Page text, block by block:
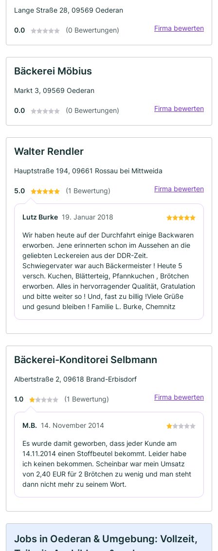
Lange Straße 28, 09569 Oederan
0.0 (0 Bewertungen) Firma bewerten
Bäckerei Möbius
Markt 3, 09569 Oederan
0.0 (0 Bewertungen) Firma bewerten
Walter Rendler
Hauptstraße 194, 09661 Rossau bei Mittweida
5.0 (1 Bewertung) Firma bewerten
Lutz Burke 19. Januar 2018
Wir haben heute auf der Durchfahrt einige Backwaren
erworben. Jene erinnerten schon im Aussehen an die
geliebten Leckereien aus der DDR-Zeit.
Schwiegervater war auch Bäckermeister ! Heute 5
versch. Kuchen, Blätterteig, Pfannkuchen , Brötchen
erworben. Alles in hervorragender Qualität, Gratulation
und bitte weiter so ! Und, fast zu billig !Viele Grüße
und gesund bleiben ! Familie L. Burke, Chemnitz
Bäckerei-Konditorei Selbmann
Albertstraße 2, 09618 Brand-Erbisdorf
1.0 (1 Bewertung) Firma bewerten
M.B. 14. November 2014
Es wurde damit geworben, dass jeder Kunde am
14.11.2014 einen Stoffbeutel bekommt. Leider habe
ich keinen bekommen. Scheinbar war mein Umsatz
von 2,40 EUR für 2 Brötchen zu wenig und man steht
dann nicht mehr zu seinem Wort.
Jobs in Oederan & Umgebung: Vollzeit,